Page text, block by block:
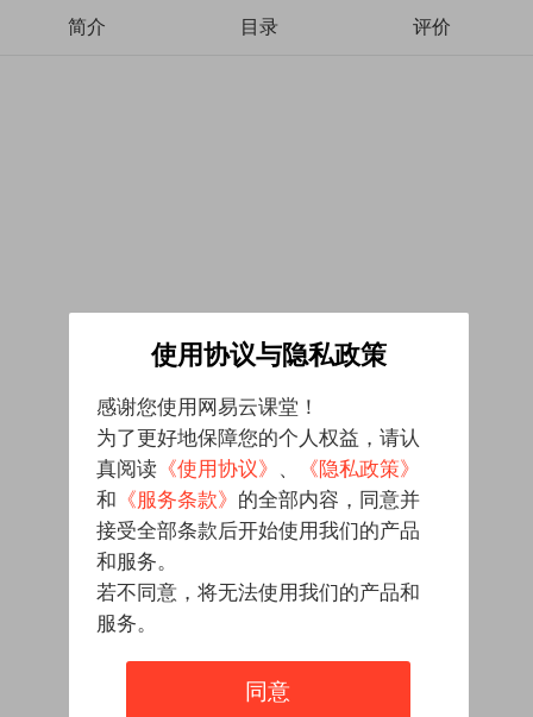
简介 目录 评价
使用协议与隐私政策
感谢您使用网易云课堂！
为了更好地保障您的个人权益，请认
真阅读 《使用协议》 、
《隐私政策》
和 《服务条款》 的全部内容，同意并
接受全部条款后开始使用我们的产品
和服务。
若不同意，将无法使用我们的产品和
服务。
同意